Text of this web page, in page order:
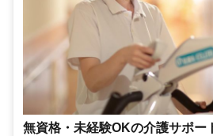
無資格・未経験OKの介護サポー